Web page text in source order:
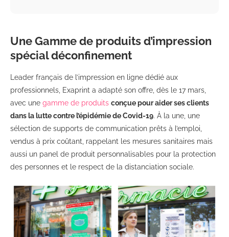
Une Gamme de produits d’impression
spécial déconfinement
Leader français de l’impression en ligne dédié aux
professionnels, Exaprint a adapté son offre, dès le 17 mars,
avec une gamme de produits conçue pour aider ses clients
dans la lutte contre l’épidémie de Covid-19. À la une, une
sélection de supports de communication prêts à l’emploi,
vendus à prix coûtant, rappelant les mesures sanitaires mais
aussi un panel de produit personnalisables pour la protection
des personnes et le respect de la distanciation sociale.